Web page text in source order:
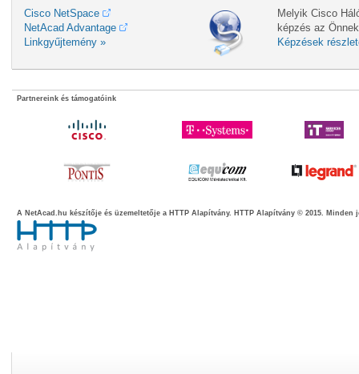
Cisco NetSpace
NetAcad Advantage
Linkgyűjtemény »
Melyik Cisco
képzés az
Képzések
Partnereink és támogatóink
A NetAcad.hu készítője és üzemeltetője a HTTP Alapítvány. HTTP Alapítvány © 2015. Minden